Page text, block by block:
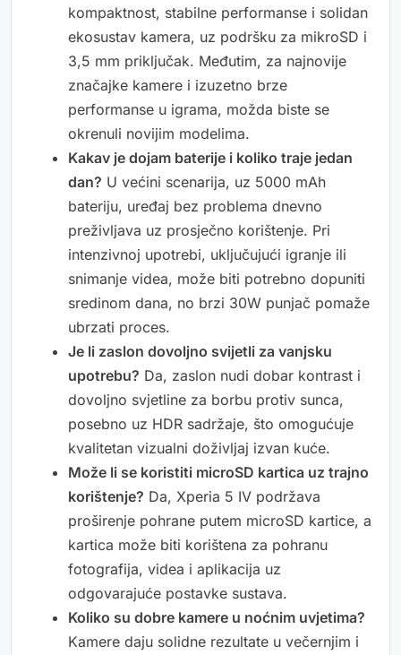
kompaktnost, stabilne performanse i solidan
ekosustav kamera, uz podršku za mikroSD i
3,5 mm priključak. Međutim, za najnovije
značajke kamere i izuzetno brze
performanse u igrama, možda biste se
okrenuli novijim modelima.
Kakav je dojam baterije i koliko traje jedan
dan? U većini scenarija, uz 5000 mAh
bateriju, uređaj bez problema dnevno
preživljava uz prosječno korištenje. Pri
intenzivnoj upotrebi, uključujući igranje ili
snimanje videa, može biti potrebno dopuniti
sredinom dana, no brzi 30W punjač pomaže
ubrzati proces.
Je li zaslon dovoljno svijetli za vanjsku
upotrebu? Da, zaslon nudi dobar kontrast i
dovoljno svjetline za borbu protiv sunca,
posebno uz HDR sadržaje, što omogućuje
kvalitetan vizualni doživljaj izvan kuće.
Može li se koristiti microSD kartica uz trajno
korištenje? Da, Xperia 5 IV podržava
proširenje pohrane putem microSD kartice, a
kartica može biti korištena za pohranu
fotografija, videa i aplikacija uz
odgovarajuće postavke sustava.
Koliko su dobre kamere u noćnim uvjetima?
Kamere daju solidne rezultate u večernjim i